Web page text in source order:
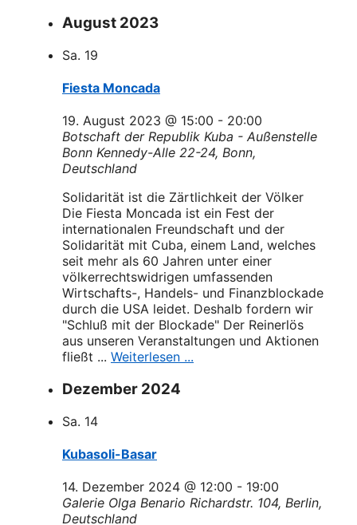
August 2023
Sa. 19
Fiesta Moncada
19. August 2023 @ 15:00 - 20:00
Botschaft der Republik Kuba - Außenstelle
Bonn Kennedy-Alle 22-24, Bonn,
Deutschland
Solidarität ist die Zärtlichkeit der Völker
Die Fiesta Moncada ist ein Fest der
internationalen Freundschaft und der
Solidarität mit Cuba, einem Land, welches
seit mehr als 60 Jahren unter einer
völkerrechtswidrigen umfassenden
Wirtschafts-, Handels- und Finanzblockade
durch die USA leidet. Deshalb fordern wir
"Schluß mit der Blockade" Der Reinerlös
aus unseren Veranstaltungen und Aktionen
fließt ... Weiterlesen ...
Dezember 2024
Sa. 14
Kubasoli-Basar
14. Dezember 2024 @ 12:00 - 19:00
Galerie Olga Benario Richardstr. 104, Berlin,
Deutschland